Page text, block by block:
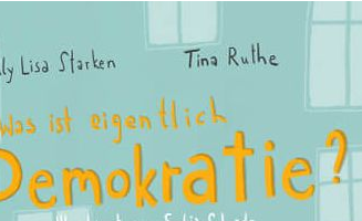
Unzicker
der
Stiftung“